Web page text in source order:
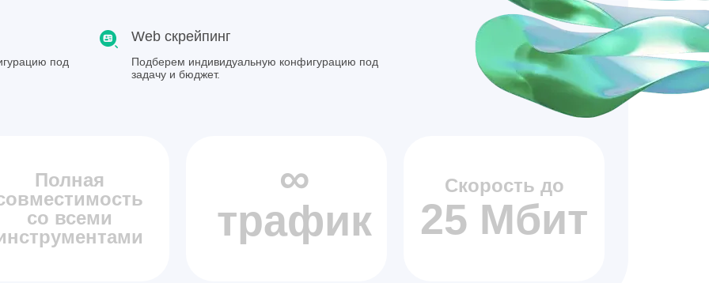
под
Web скрейпинг
Подберем индивидуальную конфигурацию под
задачу и бюджет.
Полная
со всеми
∞
трафик
25 Мбит
Скорость до